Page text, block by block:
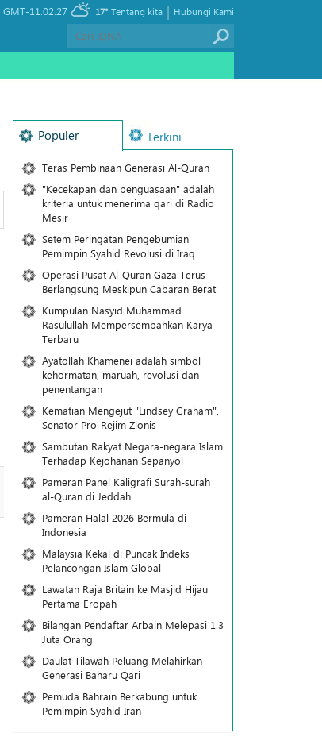
GMT-11:02:27 17° Hubungi Kami
|
Tentang kita
Populer Terkini
Teras Pembinaan Generasi Al-Quran
"Kecekapan dan penguasaan" adalah
kriteria untuk menerima qari di Radio
Mesir
Setem Peringatan Pengebumian
Pemimpin Syahid Revolusi di Iraq
Operasi Pusat Al-Quran Gaza Terus
Berlangsung Meskipun Cabaran Berat
Kumpulan Nasyid Muhammad
Rasulullah Mempersembahkan Karya
Terbaru
Ayatollah Khamenei adalah simbol
kehormatan, maruah, revolusi dan
penentangan
Kematian Mengejut "Lindsey Graham",
Senator Pro-Rejim Zionis
Sambutan Rakyat Negara-negara Islam
Terhadap Kejohanan Sepanyol
Pameran Panel Kaligrafi Surah-surah
al-Quran di Jeddah
Pameran Halal 2026 Bermula di
Indonesia
Malaysia Kekal di Puncak Indeks
Pelancongan Islam Global
Lawatan Raja Britain ke Masjid Hijau
Pertama Eropah
Bilangan Pendaftar Arbain Melepasi 1.3
Juta Orang
Daulat Tilawah Peluang Melahirkan
Generasi Baharu Qari
Pemuda Bahrain Berkabung untuk
Pemimpin Syahid Iran